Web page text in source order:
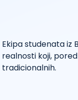
Ekipa studenata iz
realnosti koji,
tradicionalnih.